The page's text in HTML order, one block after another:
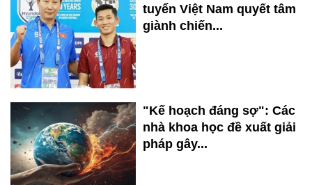
tuyển Việt Nam quyết tâm
giành chiến...
"Kế hoạch đáng sợ": Các
nhà khoa học đề xuất giải
pháp gây...